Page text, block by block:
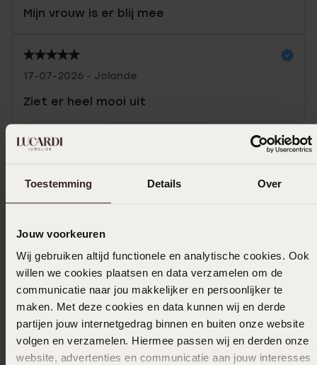
Toestemming Details Over
Jouw voorkeuren
Wij gebruiken altijd functionele en analytische cookies. Ook
willen we cookies plaatsen en data verzamelen om de
communicatie naar jou makkelijker en persoonlijker te
maken. Met deze cookies en data kunnen wij en derde
partijen jouw internetgedrag binnen en buiten onze website
volgen en verzamelen. Hiermee passen wij en derden onze
website, advertenties en communicatie aan jouw interesses
Mijn vrouw is er blij mee
17-07-2026 - Jolande
Ziet er heel mooi uit
Ook leuk voor jou